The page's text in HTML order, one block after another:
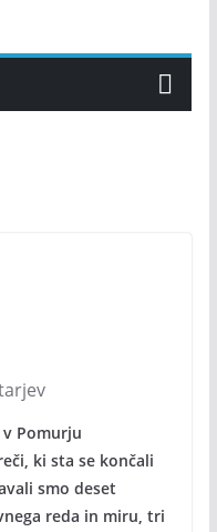
Pomurju
ki sta se končali
smo deset
reda in miru, tri